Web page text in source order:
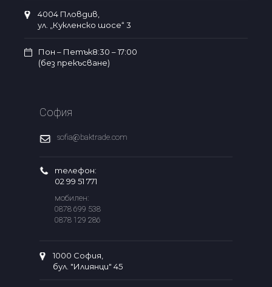
4004 Пловдив,
ул. „Кукленско шосе“ 3
Пон – Петък8:30 – 17:00
(без прекъсване)
София
sofia@baktrade.com
телефон:
02 99 51 771
мобилен:
0878 699 538
0878 129 286
1000 София,
бул. "Илиянци" 45